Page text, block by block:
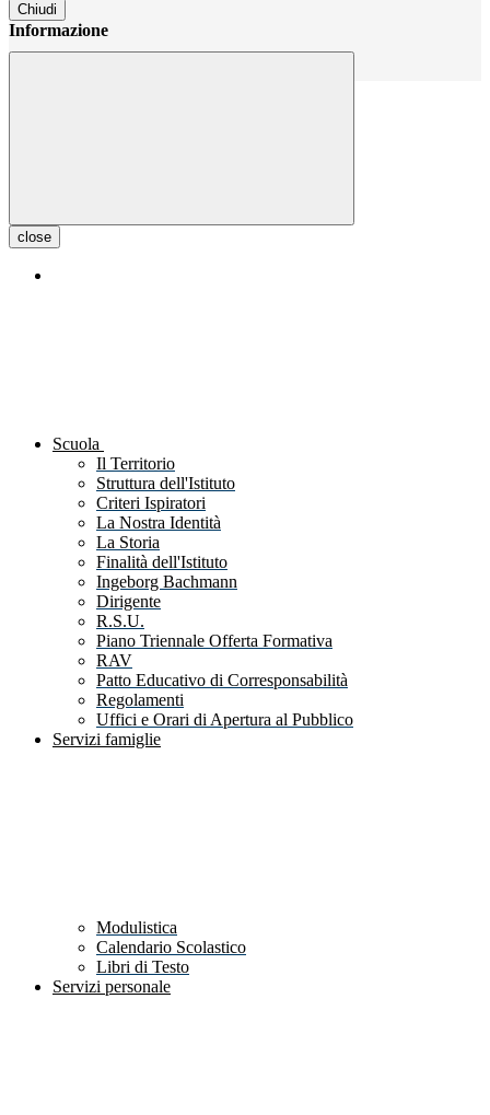
Chiudi
Informazione
close
Scuola
Il Territorio
Struttura dell'Istituto
Criteri Ispiratori
La Nostra Identità
La Storia
Finalità dell'Istituto
Ingeborg Bachmann
Dirigente
R.S.U.
Piano Triennale Offerta Formativa
RAV
Patto Educativo di Corresponsabilità
Regolamenti
Uffici e Orari di Apertura al Pubblico
Servizi famiglie
Modulistica
Calendario Scolastico
Libri di Testo
Servizi personale